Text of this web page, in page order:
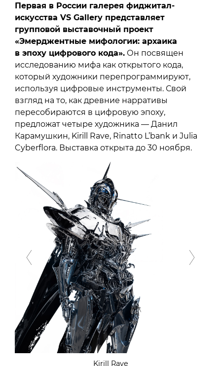
Первая в России галерея фиджитал-
искусства VS Gallery представляет
групповой выставочный проект
«Эмерджентные мифологии: архаика
в эпоху цифрового кода». Он посвящен
исследованию мифа как открытого кода,
который художники перепрограммируют,
используя цифровые инструменты. Свой
взгляд на то, как древние нарративы
пересобираются в цифровую эпоху,
предложат четыре художника — Данил
Карамушкин, Kirill Rave, Rinatto L’bank и Julia
Cyberflora. Выставка открыта до 30 ноября.
Kirill Rave
Previous